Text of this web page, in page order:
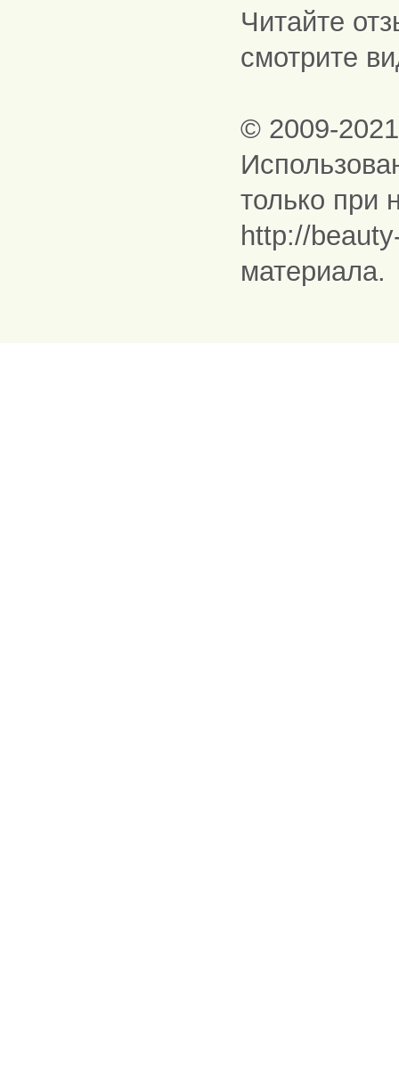
Читайте
смотрите
© 2009-
только при
http://
материала.